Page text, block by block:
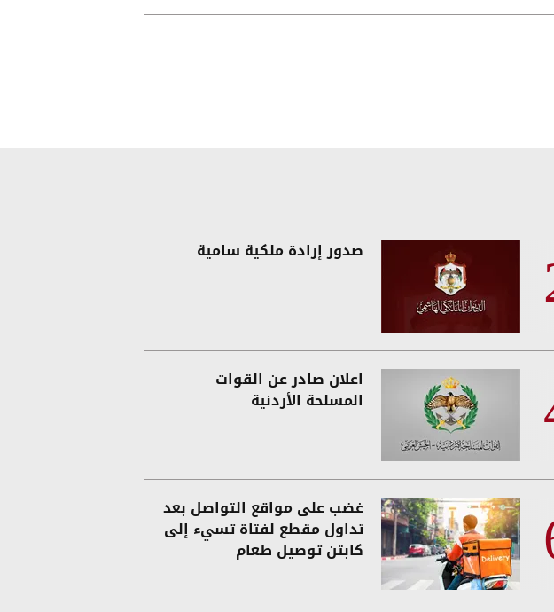
صدور إرادة ملكية سامية
اعلان صادر عن القوات
المسلحة الأردنية
غضب على مواقع التواصل بعد
تداول مقطع لفتاة تسيء إلى
كابتن توصيل طعام